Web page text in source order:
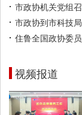
市政协机关党组
市政协到市科技
住鲁全国政协委
视频报道